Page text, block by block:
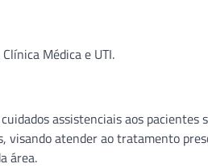
Médica e UTI.
assistenciais aos
visando atender ao tratamento
área.